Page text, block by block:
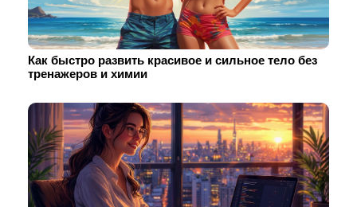
Как быстро развить красивое и сильное тело без
тренажеров и химии